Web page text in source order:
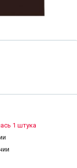
1 штука